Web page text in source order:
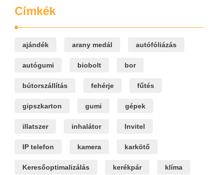
Címkék
ajándék arany medál autófóliázás
autógumi biobolt bor
bútorszállítás fehérje fűtés
gipszkarton gumi gépek
illatszer inhalátor Invitel
IP telefon kamera karkötő
Keresőoptimalizálás kerékpár klíma